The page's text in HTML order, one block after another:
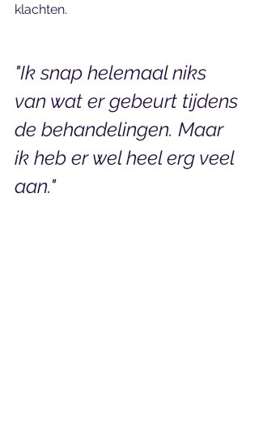
klachten.
"Ik snap helemaal niks
van wat er gebeurt tijdens
de behandelingen. Maar
ik heb er wel heel erg veel
aan."